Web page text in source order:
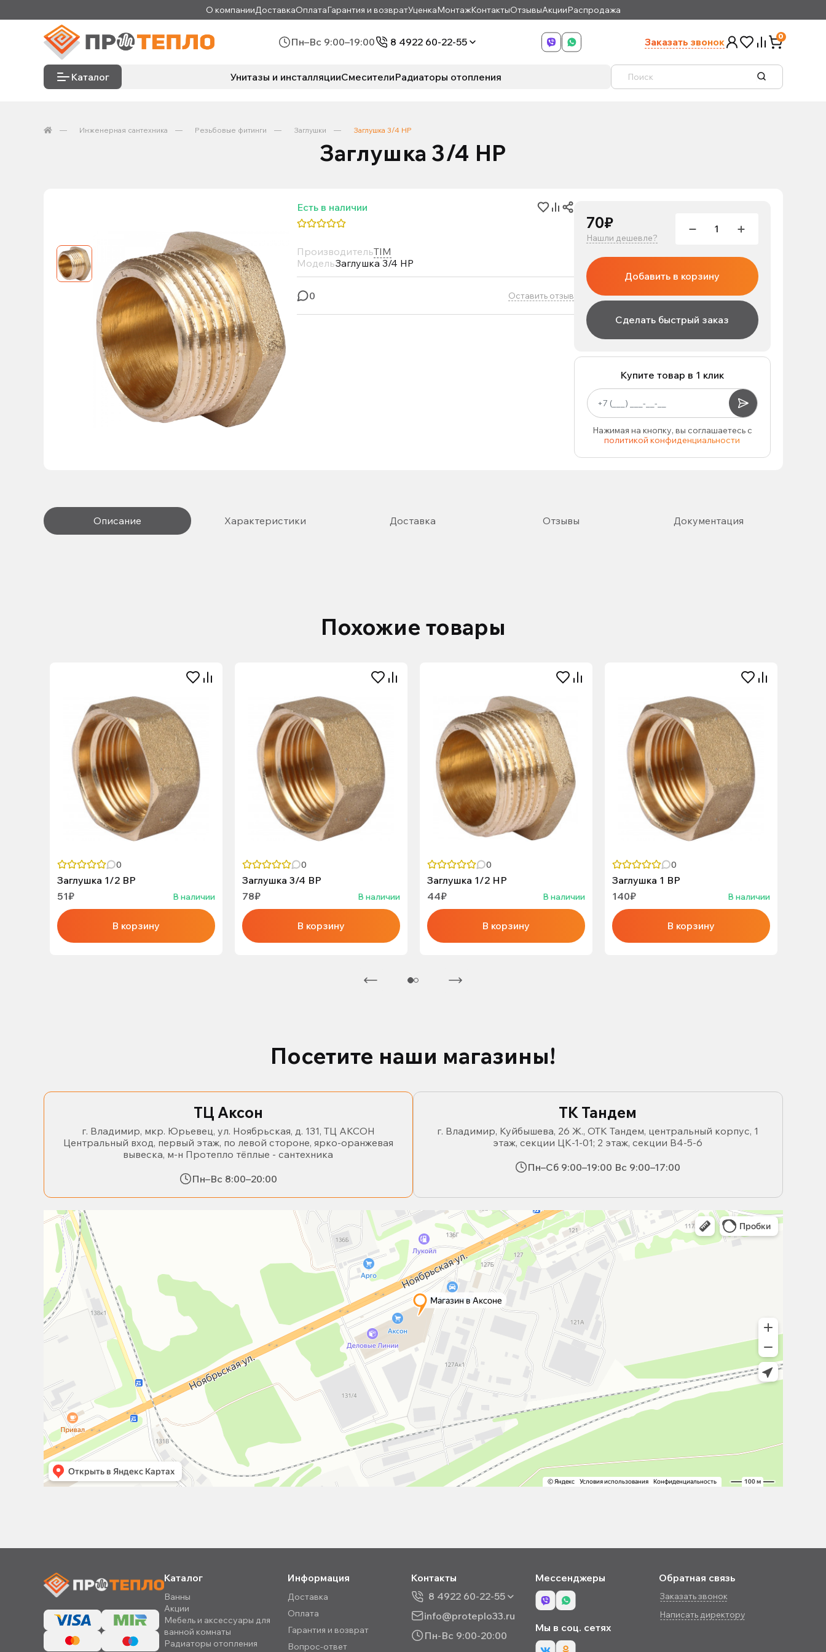
О компанииДоставкаОплатаГарантия и возвратУценкаМонтажКонтактыОтзывыАкцииРаспродажа
Пн–Вс 9:00–19:00 8 4922 60-22-55 Заказать звонок 0
Каталог Унитазы и инсталляцииСмесителиРадиаторы отопления
Инженерная сантехника Резьбовые фитинги Заглушки Заглушка 3/4 НР
Заглушка 3/4 НР
Есть в наличии
ПроизводительTIM
МодельЗаглушка 3/4 НР
0 Оставить отзыв
70₽
Нашли дешевле?
Добавить в корзину
Сделать быстрый заказ
Купите товар в 1 клик
Нажимая на кнопку, вы соглашаетесь с
политикой конфиденциальности
Описание Характеристики Доставка Отзывы Документация
Похожие товары
0
Заглушка 1/2 ВР
51₽
В наличии
В корзину
0
Заглушка 3/4 ВР
78₽
В наличии
В корзину
0
Заглушка 1/2 НР
44₽
В наличии
В корзину
0
Заглушка 1 ВР
140₽
В наличии
В корзину
Посетите наши магазины!
ТЦ Аксон
г. Владимир, мкр. Юрьевец, ул. Ноябрьская, д. 131, ТЦ АКСОН
Центральный вход, первый этаж, по левой стороне, ярко-оранжевая
вывеска, м-н Протепло тёплые - сантехника
Пн–Вс 8:00–20:00
ТК Тандем
г. Владимир, Куйбышева, 26 Ж., ОТК Тандем, центральный корпус, 1
этаж, секции ЦК-1-01; 2 этаж, секции В4-5-6
Пн–Сб 9:00–19:00 Вс 9:00–17:00
Каталог
Ванны
Акции
Мебель и аксессуары для
ванной комнаты
Радиаторы отопления
Информация
Доставка
Оплата
Гарантия и возврат
Вопрос-ответ
Контакты
8 4922 60-22-55
info@proteplo33.ru
Пн-Вс 9:00-20:00
Мессенджеры
Мы в соц. сетях
Обратная связь
Заказать звонок
Написать директору